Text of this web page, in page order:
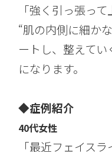
「強く引っ張っ
“肌の内側に細か
ートし、整えて
になります。
◆症例紹介
40代女性
「最近フェイス